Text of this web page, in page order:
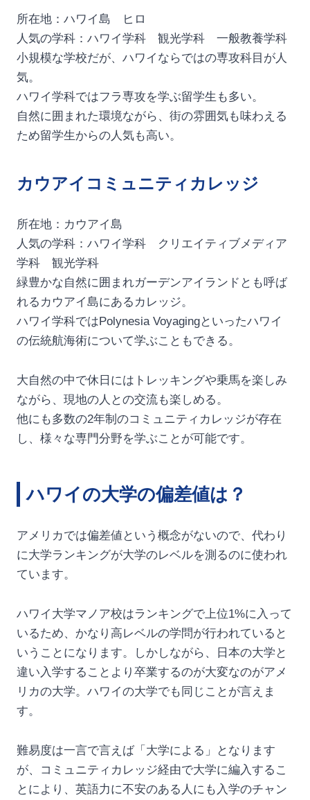
所在地：ハワイ島 ヒロ
人気の学科：ハワイ学科 観光学科 一般教養学科
小規模な学校だが、ハワイならではの専攻科目が人
気。
ハワイ学科ではフラ専攻を学ぶ留学生も多い。
自然に囲まれた環境ながら、街の雰囲気も味わえる
ため留学生からの人気も高い。
カウアイコミュニティカレッジ
所在地：カウアイ島
人気の学科：ハワイ学科 クリエイティブメディア
学科 観光学科
緑豊かな自然に囲まれガーデンアイランドとも呼ば
れるカウアイ島にあるカレッジ。
ハワイ学科ではPolynesia Voyagingといったハワイ
の伝統航海術について学ぶこともできる。
大自然の中で休日にはトレッキングや乗馬を楽しみ
ながら、現地の人との交流も楽しめる。
他にも多数の2年制のコミュニティカレッジが存在
し、様々な専門分野を学ぶことが可能です。
ハワイの大学の偏差値は？
アメリカでは偏差値という概念がないので、代わり
に大学ランキングが大学のレベルを測るのに使われ
ています。
ハワイ大学マノア校はランキングで上位1%に入って
いるため、かなり高レベルの学問が行われていると
いうことになります。しかしながら、日本の大学と
違い入学することより卒業するのが大変なのがアメ
リカの大学。ハワイの大学でも同じことが言えま
す。
難易度は一言で言えば「大学による」となります
が、コミュニティカレッジ経由で大学に編入するこ
とにより、英語力に不安のある人にも入学のチャン